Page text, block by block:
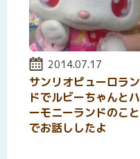
投稿日:
2014.07.17
サンリオピューロラン
ドでルビーちゃんとハ
ーモニーランドのこと
でお話ししたよ